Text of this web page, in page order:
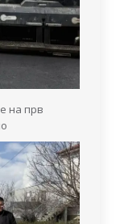
на прв